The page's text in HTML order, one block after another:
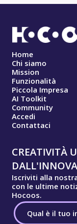
Home
Chi siamo
Mission
Funzionalità
Piccola Impresa
AI Toolkit
Community
Accedi
Contattaci
CREATIVITÀ
Iscriviti alla
con le ultime
Hocoos.